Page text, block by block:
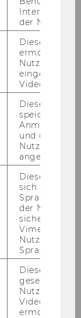
III. Haupt­
Wirt­
27. Juni
für Lehre
und
Dr. Dr.
Sta­rin­ger
2007 bis
Dr. Josef Aff
Ri­chard
ab Ver­laut­
der Nutzer*in
Dieses Cookie
ermöglicht
Nutzung des
Video Players
Dieses Cookie
speichert
und ob sich
Nutzer*in
angemeldet
Dieses
sich die
der
Vimeo in der
Nutzer
Sprache
Dieser
gesetzt, um
Nutzung des
Videoplayers
ermöglichen